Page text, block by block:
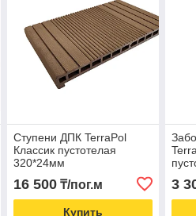
Ступени ДПК TerraPol
Классик пустотелая
320*24мм
16 500₸/пог.м
Купить
3